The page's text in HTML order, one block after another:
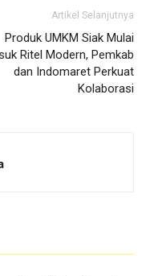
Artikel Selanjutnya
Produk UMKM Siak Mulai
Ritel Modern, Pemkab
dan Indomaret Perkuat
Kolaborasi